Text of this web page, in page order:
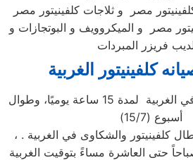
مصر و ثلاجات كلفينيتور مصر
كلفينيتور الغربية
يعمل مركز كلفينيتور في الغربية لمدة 15 ساعة يوميًا، وطوال
أسبوع (15/7)
، لاستقبال بلاغات الأعطال كلفينيتور والشكاوى في الغربية .
حتى العاشرة مساءً بتوقيت الغربية